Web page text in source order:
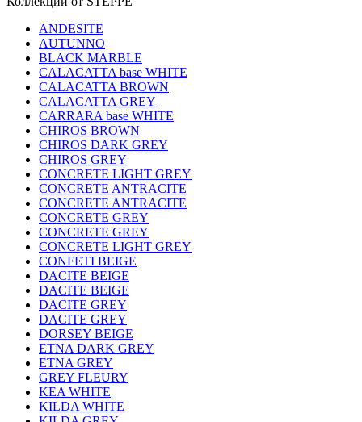
ANDESITE
AUTUNNO
BLACK MARBLE
CALACATTA base WHITE
CALACATTA BROWN
CALACATTA GREY
CARRARA base WHITE
CHIROS BROWN
CHIROS DARK GREY
CHIROS GREY
CONCRETE LIGHT GREY
CONCRETE ANTRACITE
CONCRETE ANTRACITE
CONCRETE GREY
CONCRETE GREY
CONCRETE LIGHT GREY
CONFETI BEIGE
DACITE BEIGE
DACITE BEIGE
DACITE GREY
DACITE GREY
DORSEY BEIGE
ETNA DARK GREY
ETNA GREY
GREY FLEURY
KEA WHITE
KILDA WHITE